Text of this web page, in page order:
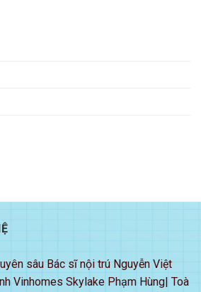
sâu Bác sĩ nội trú Nguyễn Việt
Vinhomes Skylake Phạm Hùng| Toà